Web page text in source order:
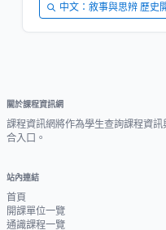
中文：敘事與思辨 歷史
關於課程資訊網
課程資訊網將作為學生查詢課程資
合入口。
站內連結
首頁
開課單位一覽
通識課程一覽